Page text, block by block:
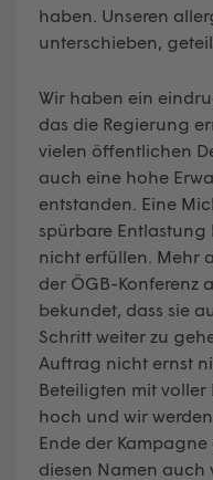
haben. Unseren
unterschieben,
Wir haben ein
das die Regierung
vielen öffentlichen
auch eine hohe
entstanden. Eine
spürbare Entlastung
nicht erfüllen. Mehr
der ÖGB-Konferenz
bekundet, dass sie
Schritt weiter zu
Auftrag nicht ernst
Beteiligten mit voller
hoch und wir
Ende der
diesen Namen auch